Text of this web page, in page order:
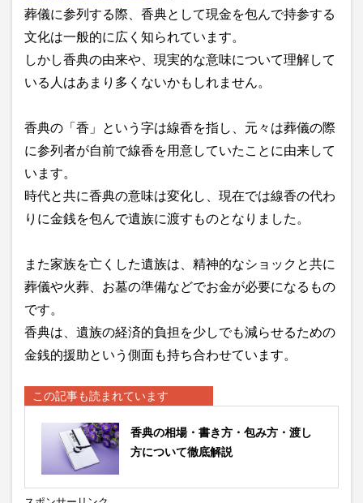
葬儀に参列する際、香典として現金を包んで持参する
文化は一般的に広く知られています。
しかし香典の由来や、現実的な意味について理解して
いる人はあまり多くないかもしれません。
香典の「香」という字は線香を指し、元々は葬儀の際
に参列者が自前で線香を用意していたことに由来して
います。
時代と共に香典の意味は変化し、現在では線香の代わ
りに金銭を包んで遺族に渡すものとなりました。
また家族を亡くした遺族は、精神的なショックと共に
葬儀や火葬、お墓の準備などでお金が必要になるもの
です。
香典は、遺族の経済的負担を少しでも減らせるための
金銭的援助という側面も持ち合わせています。
この記事も読まれています
香典の相場・書き方・包み方・渡し
方について徹底解説